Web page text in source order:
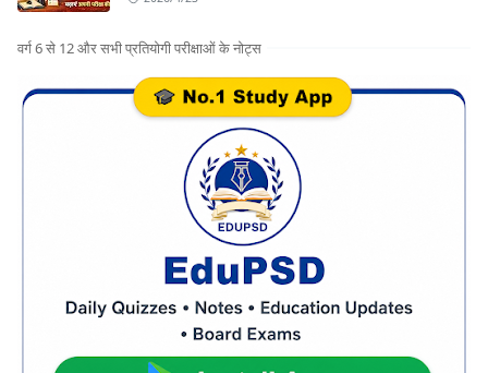
वर्ग 6 से 12 और सभी प्रतियोगी परीक्षाओं के नोट्स